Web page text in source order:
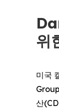
위
미국
산